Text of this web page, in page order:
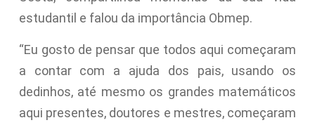
estudantil e falou da importância Obmep.
“Eu gosto de pensar que todos aqui começaram
a contar com a ajuda dos pais, usando os
dedinhos, até mesmo os grandes matemáticos
aqui presentes, doutores e mestres, começaram